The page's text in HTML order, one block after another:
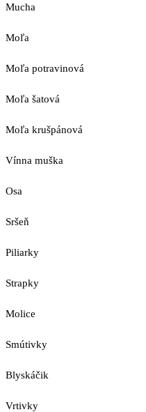
Mucha
Moľa
Moľa potravinová
Moľa šatová
Moľa krušpánová
Vínna muška
Osa
Sršeň
Piliarky
Strapky
Molice
Smútivky
Blyskáčik
Vrtivky